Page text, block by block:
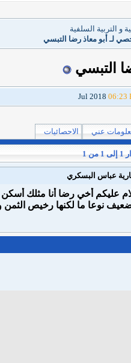
و التربية السلفية
لـ أبو معاذ رضا التبسي
التبسي
06:23
عني الاحصائيات
1 من 1
عباس البسكري
عليكم أخي رضا أنا مثلك
نوعا ما لكنها رخيص الثمن